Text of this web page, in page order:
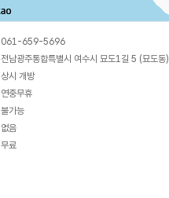
061-659-5696
전남광주통합특별시 여수시 묘도1길 5 (묘도동)
상시 개방
연중무휴
불가능
없음
무료